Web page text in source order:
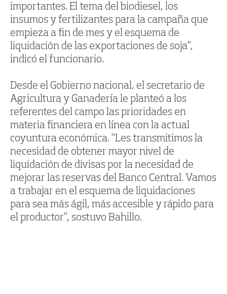
importantes. El tema del biodiesel, los
insumos y fertilizantes para la campaña que
empieza a fin de mes y el esquema de
liquidación de las exportaciones de soja”,
indicó el funcionario.
Desde el Gobierno nacional, el secretario de
Agricultura y Ganadería le planteó a los
referentes del campo las prioridades en
materia financiera en línea con la actual
coyuntura económica. “Les transmitimos la
necesidad de obtener mayor nivel de
liquidación de divisas por la necesidad de
mejorar las reservas del Banco Central. Vamos
a trabajar en el esquema de liquidaciones
para sea más ágil, más accesible y rápido para
el productor”, sostuvo Bahillo.